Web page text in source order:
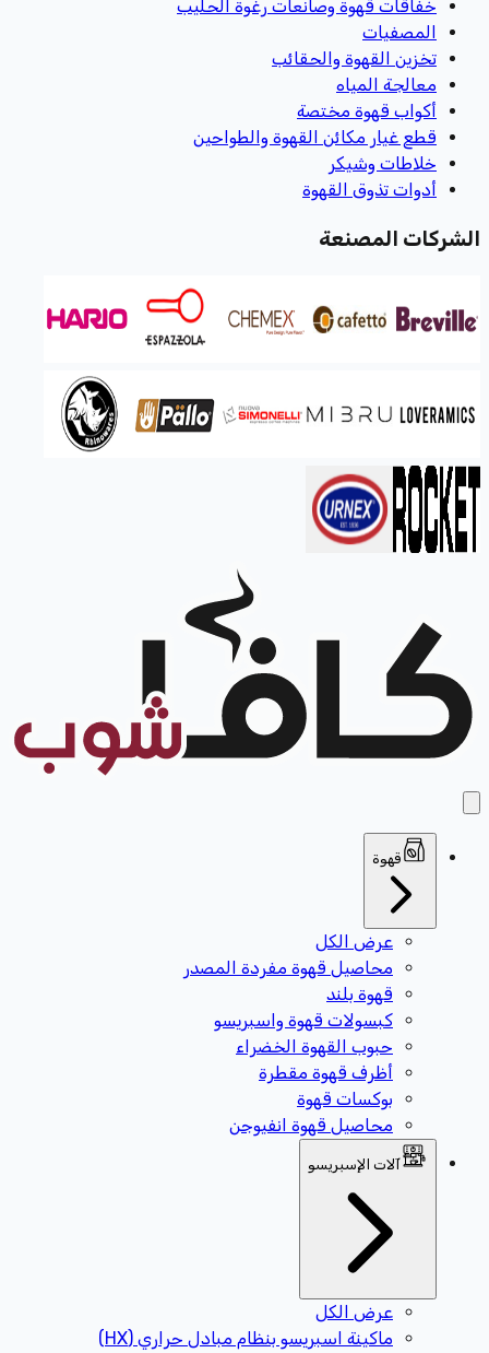
خفاقات قهوة وصانعات رغوة الحليب
المصفيات
تخزين القهوة والحقائب
معالجة المياه
أكواب قهوة مختصة
قطع غيار مكائن القهوة والطواحين
خلاطات وشيكر
أدوات تذوق القهوة
المصنعة
قهوة
عرض الكل
محاصيل قهوة مفردة المصدر
قهوة بلند
كبسولات قهوة واسبريسو
حبوب القهوة الخضراء
أظرف قهوة مقطرة
بوكسات قهوة
محاصيل قهوة انفيوجن
آلات الإسبريسو
عرض الكل
ماكينة اسبريسو بنظام مبادل حراري (HX)